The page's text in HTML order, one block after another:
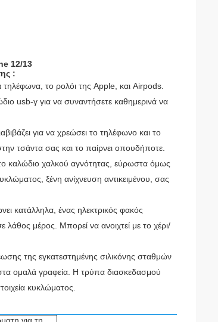
12/13
:
το ρολόι της Apple, και Airpods.
usb-γ για να συναντήσετε καθημερινά να
για να χρεώσει το τηλέφωνο και το
τσάντα σας και το παίρνει οπουδήποτε.
καλώδιο χαλκού αγνότητας, εύρωστα όμως
ξένη ανίχνευση αντικειμένου, σας
κατάλληλα, ένας ηλεκτρικός φακός
λάθος μέρος.
Μπορεί να ανοιχτεί με το χέρι/
της εγκατεστημένης σιλικόνης σταθμών
ομαλά γραφεία. Η τρύπα διασκεδασμού
κυκλώματος.